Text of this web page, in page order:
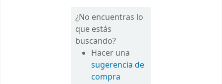
¿No encuentras lo
que estás
buscando?
Hacer una
sugerencia de
compra